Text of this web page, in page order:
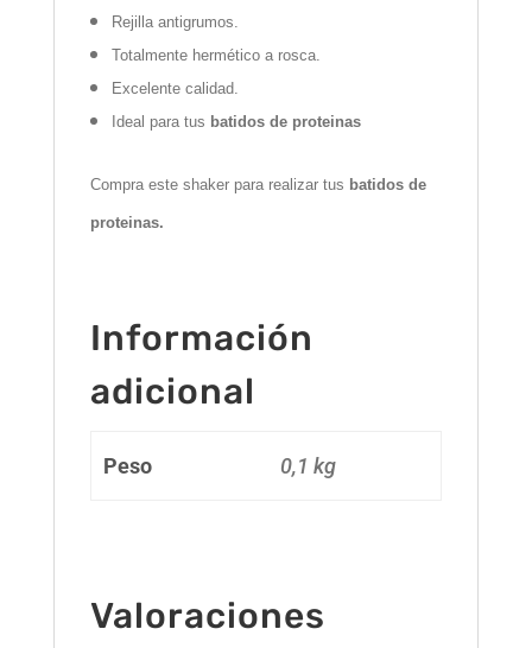
Rejilla antigrumos.
Totalmente hermético a rosca.
Excelente calidad.
Ideal para tus batidos de proteinas
Compra este shaker para realizar tus batidos de
proteinas.
Información
adicional
Peso 0,1 kg
Valoraciones